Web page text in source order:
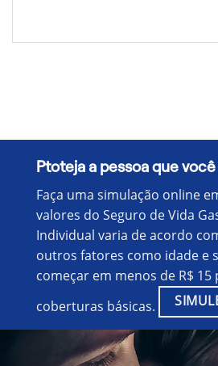
Ptoteja a pessoa que
Faça uma simulação online
valores do Seguro de Vida
Individual varia de acordo
outros fatores como idade e
começar em menos de R$ 15
coberturas básicas.